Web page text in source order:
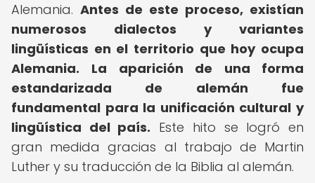
Alemania. Antes de este proceso, existían
numerosos dialectos y variantes
lingüísticas en el territorio que hoy ocupa
Alemania.
La aparición de una forma
estandarizada de alemán fue
fundamental para la unificación cultural y
lingüística del país. Este hito se logró en
gran medida gracias al trabajo de Martin
Luther y su traducción de la Biblia al alemán.